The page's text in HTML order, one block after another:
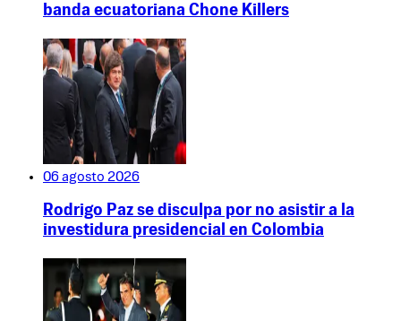
banda ecuatoriana Chone Killers
06 agosto 2026
Rodrigo Paz se disculpa por no asistir a la
investidura presidencial en Colombia